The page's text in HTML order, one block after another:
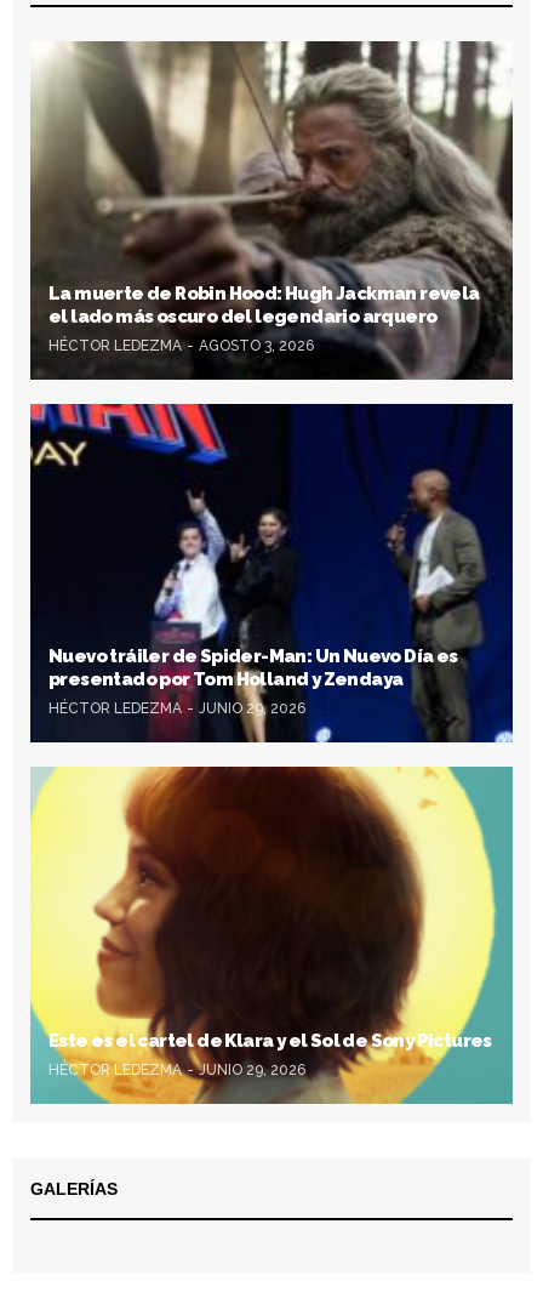
La muerte de Robin Hood: Hugh Jackman revela
el lado más oscuro del legendario arquero
HÉCTOR LEDEZMA AGOSTO 3, 2026
Nuevo tráiler de Spider-Man: Un Nuevo Día es
presentado por Tom Holland y Zendaya
HÉCTOR LEDEZMA JUNIO 29, 2026
Este es el cartel de Klara y el Sol de Sony Pictures
HÉCTOR LEDEZMA JUNIO 29, 2026
GALERÍAS